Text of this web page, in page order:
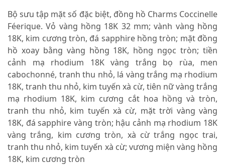
Bộ sưu tập mặt số đặc biệt, đồng hồ Charms Coccinelle
Féerique. Vỏ vàng hồng 18K 32 mm; vành vàng hồng
18K, kim cương tròn, đá sapphire hồng tròn; mặt đồng
hồ xoay bằng vàng hồng 18K, hồng ngọc tròn; tiền
cảnh mạ rhodium 18K vàng trắng bọ rùa, men
cabochonné, tranh thu nhỏ, lá vàng trắng mạ rhodium
18K, tranh thu nhỏ, kim tuyến xà cừ, tiên nữ vàng trắng
mạ rhodium 18K, kim cương cắt hoa hồng và tròn,
tranh thu nhỏ, kim tuyến xà cừ, mặt trời vàng vàng
18K, đá sapphire vàng tròn; hậu cảnh mạ rhodium 18K
vàng trắng, kim cương tròn, xà cừ trắng ngọc trai,
tranh thu nhỏ, kim tuyến xà cừ; vương miện vàng hồng
18K, kim cương tròn